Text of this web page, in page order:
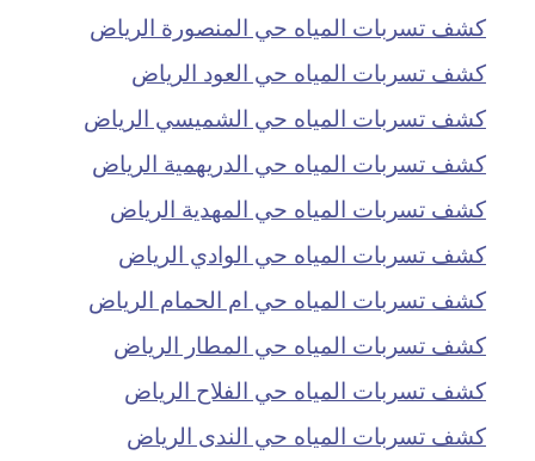
كشف تسربات المياه حي المنصورة الرياض
كشف تسربات المياه حي العود الرياض
كشف تسربات المياه حي الشميسي الرياض
كشف تسربات المياه حي الدريهمية الرياض
كشف تسربات المياه حي المهدية الرياض
كشف تسربات المياه حي الوادي الرياض
كشف تسربات المياه حي ام الحمام الرياض
كشف تسربات المياه حي المطار الرياض
كشف تسربات المياه حي الفلاح الرياض
كشف تسربات المياه حي الندى الرياض